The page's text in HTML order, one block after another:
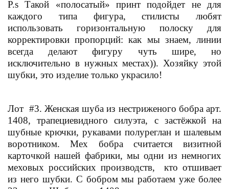
P.s Такой «полосатый» принт подойдет не для
каждого типа фигура, стилисты любят
использовать горизонтальную полоску для
корректировки пропорций: как мы знаем, линии
всегда делают фигуру чуть шире, но
исключительно в нужных местах)). Хозяйку этой
шубки, это изделие только украсило!
Лот #3. Женская шуба из нестриженого бобра арт.
1408, трапециевидного силуэта, с застёжкой на
шубные крючки, рукавами полуреглан и шалевым
воротником. Мех бобра считается визитной
карточкой нашей фабрики, мы одни из немногих
меховых российских производств, кто отшивает
из него шубки. С бобром мы работаем уже более